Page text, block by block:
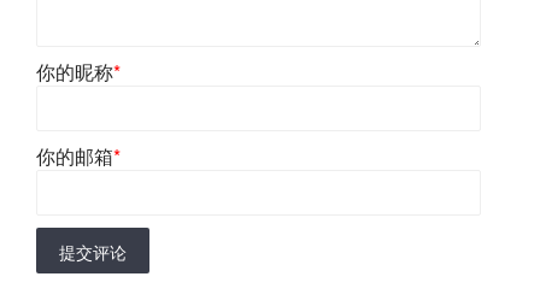
你的昵称*
你的邮箱*
提交评论